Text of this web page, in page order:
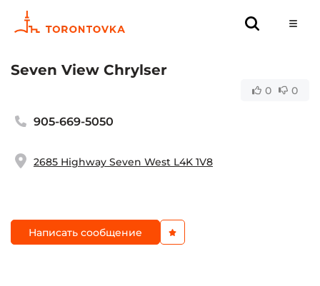
Seven View Chrylser
0 0
905-669-5050
2685 Highway Seven West L4K 1V8
Написать сообщение